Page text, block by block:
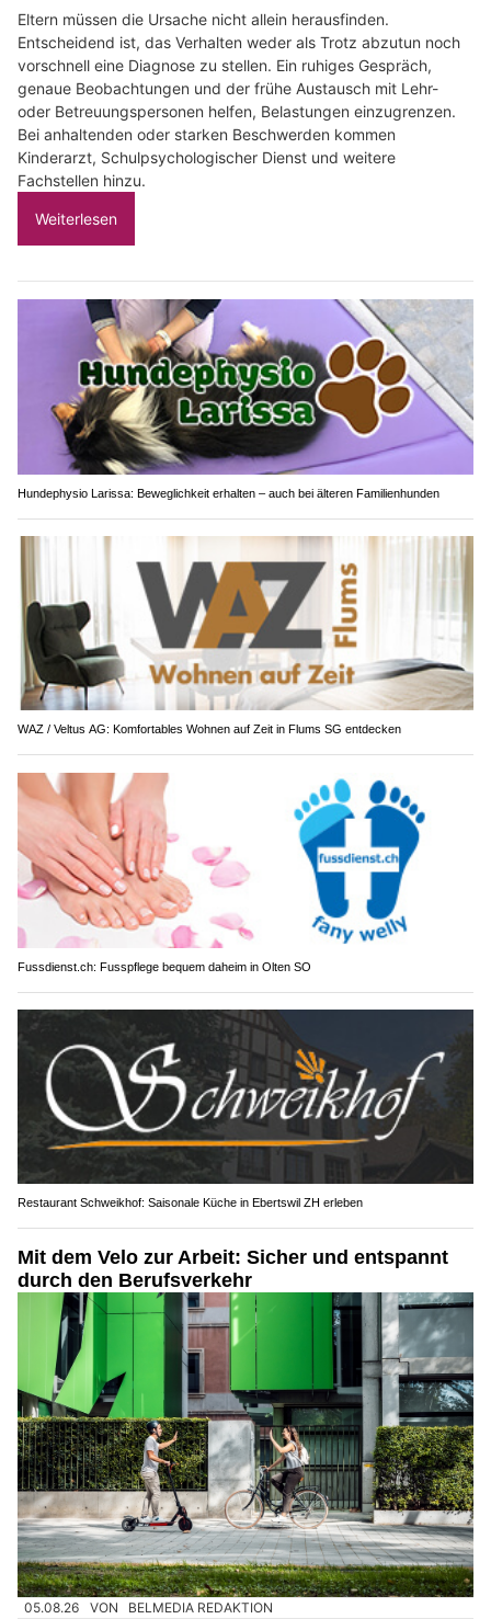
Eltern müssen die Ursache nicht allein herausfinden.
Entscheidend ist, das Verhalten weder als Trotz abzutun noch
vorschnell eine Diagnose zu stellen. Ein ruhiges Gespräch,
genaue Beobachtungen und der frühe Austausch mit Lehr-
oder Betreuungspersonen helfen, Belastungen einzugrenzen.
Bei anhaltenden oder starken Beschwerden kommen
Kinderarzt, Schulpsychologischer Dienst und weitere
Fachstellen hinzu.
Weiterlesen
Hundephysio Larissa: Beweglichkeit erhalten – auch bei älteren Familienhunden
WAZ / Veltus AG: Komfortables Wohnen auf Zeit in Flums SG entdecken
Fussdienst.ch: Fusspflege bequem daheim in Olten SO
Restaurant Schweikhof: Saisonale Küche in Ebertswil ZH erleben
Mit dem Velo zur Arbeit: Sicher und entspannt
durch den Berufsverkehr
05.08.26 VON BELMEDIA REDAKTION